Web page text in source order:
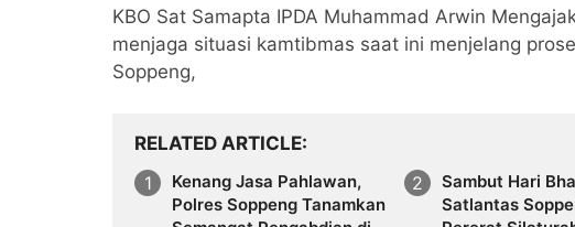
KBO Sat Samapta IPDA Muhammad Arwin
menjaga situasi kamtibmas saat ini menjelang
Soppeng,
RELATED ARTICLE
Kenang Jasa Pahlawan,
Polres Soppeng Tanamkan
Sambut Hari
Satlantas